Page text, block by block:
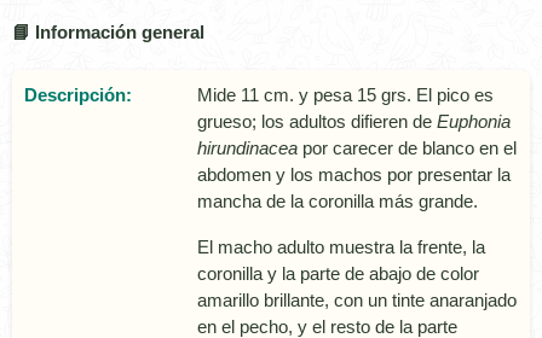
📘 Información general
Descripción:
Mide 11 cm. y pesa 15 grs. El pico es
grueso; los adultos difieren de Euphonia
hirundinacea por carecer de blanco en el
abdomen y los machos por presentar la
mancha de la coronilla más grande.
El macho adulto muestra la frente, la
coronilla y la parte de abajo de color
amarillo brillante, con un tinte anaranjado
en el pecho, y el resto de la parte